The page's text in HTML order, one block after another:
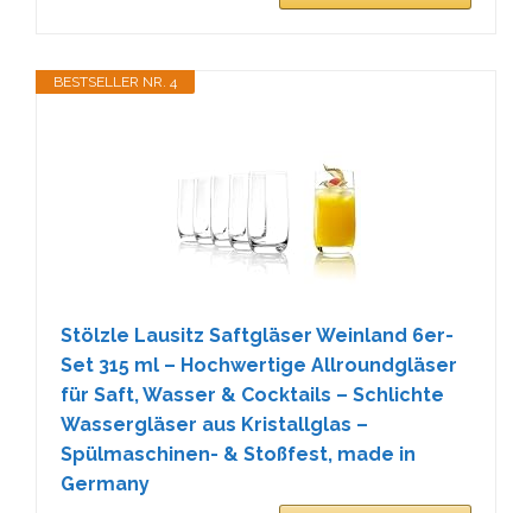
BESTSELLER NR. 4
Stölzle Lausitz Saftgläser Weinland 6er-
Set 315 ml – Hochwertige Allroundgläser
für Saft, Wasser & Cocktails – Schlichte
Wassergläser aus Kristallglas –
Spülmaschinen- & Stoßfest, made in
Germany